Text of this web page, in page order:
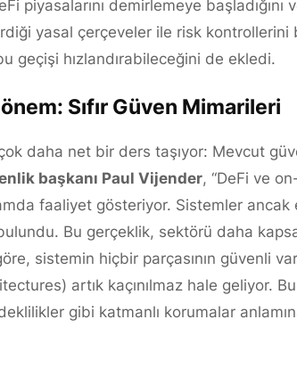
piyasalarını demirlemeye başladığını
yasal çerçeveler ile risk
geçişi hızlandırabileceğini de ekledi.
Sıfır Güven Mimarileri
daha net bir ders taşıyor: Mevcut
başkanı Paul Vijender, “DeFi ve
faaliyet gösteriyor. Sistemler ancak
Bu gerçeklik, sektörü daha
sistemin hiçbir parçasının güvenli
artık kaçınılmaz hale geliyor.
gibi katmanlı korumalar